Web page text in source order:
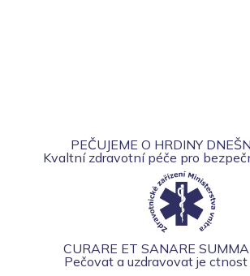
PEČUJEME O HRDINY
Kvaltní zdravotní péče pro
CURARE ET SANARE
Pečovat a uzdravovat je